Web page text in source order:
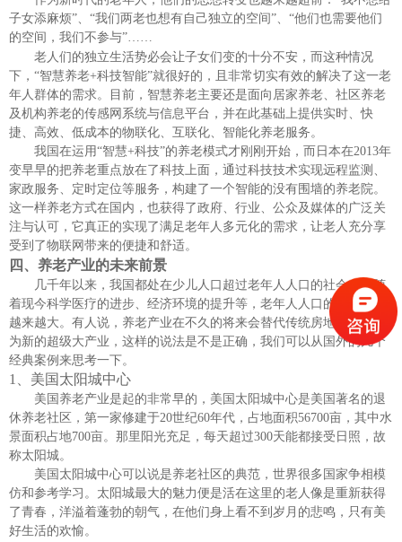
子女添麻烦”、“我们两老也想有自己独立的空间”、“他们也需要他们
的空间，我们不参与”……
老人们的独立生活势必会让子女们变的十分不安，而这种情况
下， “智慧养老+科技智能”就很好的，且非常切实有效的解决了这一老
年人群体的需求。目前，智慧养老主要还是面向居家养老、社区养老
及机构养老的传感网系统与信息平台，并在此基础上提供实时、快
捷、高效、低成本的物联化、互联化、智能化养老服务。
我国在运用“智慧+科技”的养老模式才刚刚开始，而日本在2013年
变早早的把养老重点放在了科技上面，通过科技技术实现远程监测、
家政服务、定时定位等服务，构建了一个智能的没有围墙的养老院。
这一样养老方式在国内，也获得了政府、行业、公众及媒体的广泛关
注与认可，它真正的实现了满足老年人多元化的需求，让老人充分享
受到了物联网带来的便捷和舒适。
四、 养老产业的未来前景
几千年以来，我国都处在少儿人口超过老年人人口的社会，而随
着现今科学医疗的进步、经济环境的提升等，老年人人口的数量将会
越来越大。有人说，养老产业在不久的将来会替代传统房地产业，成
为新的超级大产业，这样的说法是不是正确，我们可以从国外的几个
经典案例来思考一下。
1、 美国太阳城中心
美国养老产业是起的非常早的，美国太阳城中心是美国著名的退
休养老社区，第一家修建于20世纪60年代，占地面积56700亩，其中水
景面积占地700亩。那里阳光充足，每天超过300天能都接受日照，故
称太阳城。
美国太阳城中心可以说是养老社区的典范，世界很多国家争相模
仿和参考学习。太阳城最大的魅力便是活在这里的老人像是重新获得
了青春，洋溢着蓬勃的朝气，在他们身上看不到岁月的悲鸣，只有美
好生活的欢愉。